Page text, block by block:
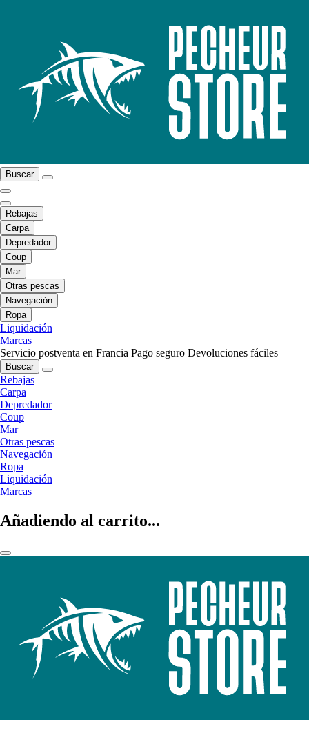
Buscar
Rebajas
Carpa
Depredador
Coup
Mar
Otras pescas
Navegación
Ropa
Liquidación
Marcas
Servicio postventa en Francia Pago seguro Devoluciones fáciles
Buscar
Rebajas
Carpa
Depredador
Coup
Mar
Otras pescas
Navegación
Ropa
Liquidación
Marcas
Añadiendo al carrito...